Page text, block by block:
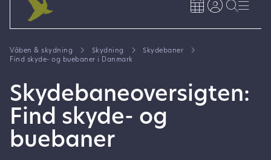
Våben & skydning Skydning
Skydebaner
Find skyde- og buebaner i Danmark
Skydebaneoversigten:
Find skyde- og
buebaner